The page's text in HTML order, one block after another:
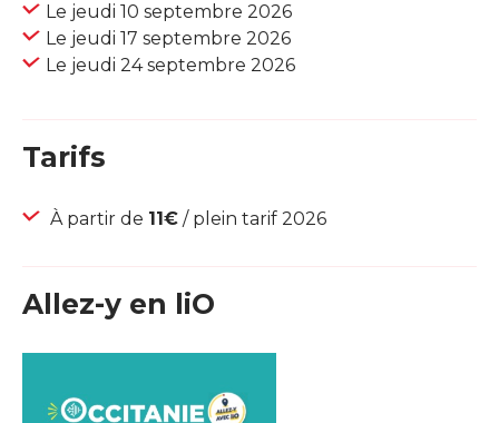
Le jeudi 10 septembre 2026
Le jeudi 17 septembre 2026
Le jeudi 24 septembre 2026
Tarifs
À partir de 11€ / plein tarif 2026
Allez-y en liO